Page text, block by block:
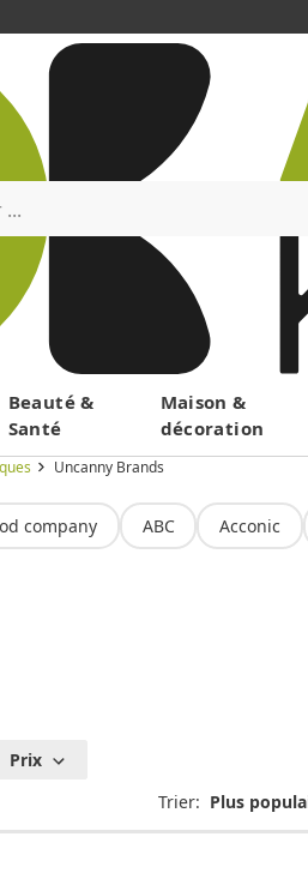
Beauté &
Santé
Maison &
décoration
Uncanny Brands
company ABC Acconic
Prix
Trier: